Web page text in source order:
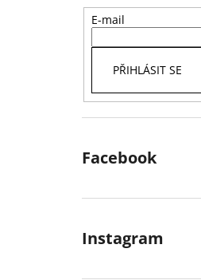
E-mail
PŘIHLÁSIT SE
Facebook
Instagram